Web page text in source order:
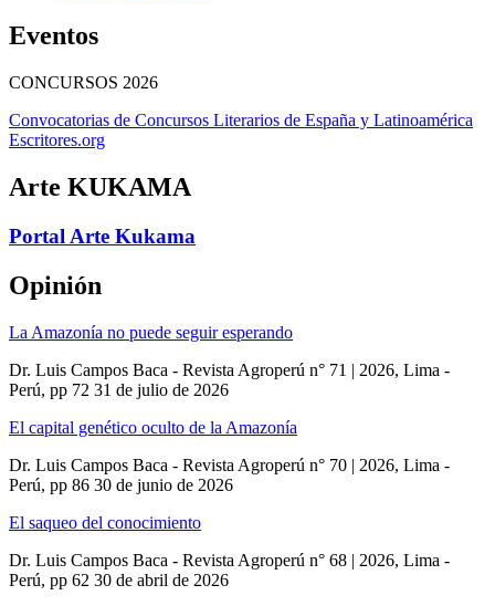
Eventos
CONCURSOS 2026
Convocatorias de Concursos Literarios de España y Latinoamérica
Escritores.org
Arte KUKAMA
Portal Arte Kukama
Opinión
La Amazonía no puede seguir esperando
Dr. Luis Campos Baca - Revista Agroperú n° 71 | 2026, Lima -
Perú, pp 72 31 de julio de 2026
El capital genético oculto de la Amazonía
Dr. Luis Campos Baca - Revista Agroperú n° 70 | 2026, Lima -
Perú, pp 86 30 de junio de 2026
El saqueo del conocimiento
Dr. Luis Campos Baca - Revista Agroperú n° 68 | 2026, Lima -
Perú, pp 62 30 de abril de 2026